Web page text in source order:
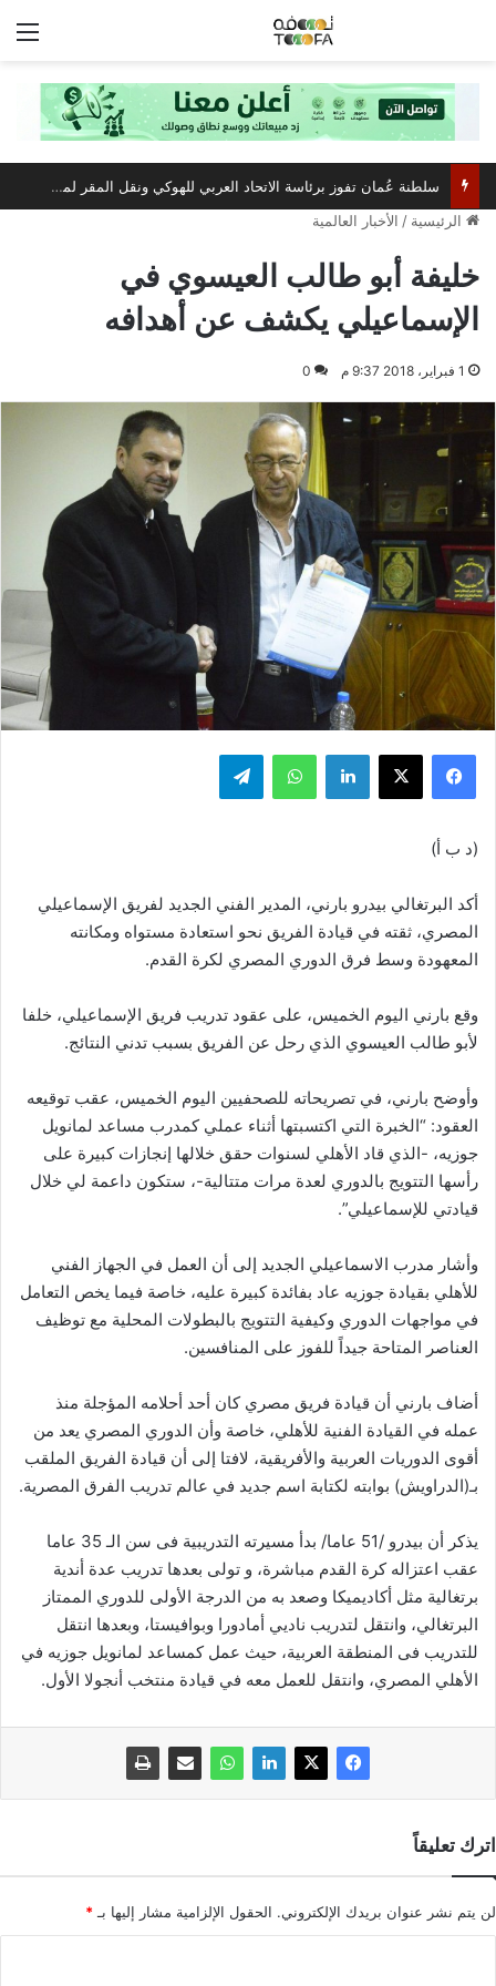
سلطنة عُمان تفوز برئاسة الاتحاد العربي للهوكي ونقل المقر لمسقط
الرئيسية / الأخبار العالمية
خليفة أبو طالب العيسوي في
الإسماعيلي يكشف عن أهدافه
1 فبراير، 2018 9:37 م 0
فيسبوك ‫X لينكدإن واتساب تيلقرام
(د ب أ)
أكد البرتغالي بيدرو بارني، المدير الفني الجديد لفريق الإسماعيلي
المصري، ثقته في قيادة الفريق نحو استعادة مستواه ومكانته
المعهودة وسط فرق الدوري المصري لكرة القدم.
وقع بارني اليوم الخميس، على عقود تدريب فريق الإسماعيلي، خلفا
لأبو طالب العيسوي الذي رحل عن الفريق بسبب تدني النتائج.
وأوضح بارني، في تصريحاته للصحفيين اليوم الخميس، عقب توقيعه
العقود: “الخبرة التي اكتسبتها أثناء عملي كمدرب مساعد لمانويل
جوزيه، -الذي قاد الأهلي لسنوات حقق خلالها إنجازات كبيرة على
رأسها التتويج بالدوري لعدة مرات متتالية-، ستكون داعمة لي خلال
قيادتي للإسماعيلي”.
وأشار مدرب الاسماعيلي الجديد إلى أن العمل في الجهاز الفني
للأهلي بقيادة جوزيه عاد بفائدة كبيرة عليه، خاصة فيما يخص التعامل
في مواجهات الدوري وكيفية التتويج بالبطولات المحلية مع توظيف
العناصر المتاحة جيداً للفوز على المنافسين.
أضاف بارني أن قيادة فريق مصري كان أحد أحلامه المؤجلة منذ
عمله في القيادة الفنية للأهلي، خاصة وأن الدوري المصري يعد من
أقوى الدوريات العربية والأفريقية، لافتا إلى أن قيادة الفريق الملقب
بـ(الدراويش) بوابته لكتابة اسم جديد في عالم تدريب الفرق المصرية.
يذكر أن بيدرو /51 عاما/ بدأ مسيرته التدريبية فى سن الـ 35 عاما
عقب اعتزاله كرة القدم مباشرة، و تولى بعدها تدريب عدة أندية
برتغالية مثل أكاديميكا وصعد به من الدرجة الأولى للدوري الممتاز
البرتغالي، وانتقل لتدريب ناديي أمادورا وبوافيستا، وبعدها انتقل
للتدريب فى المنطقة العربية، حيث عمل كمساعد لمانويل جوزيه في
الأهلي المصري، وانتقل للعمل معه في قيادة منتخب أنجولا الأول.
اترك تعليقاً
لن يتم نشر عنوان بريدك الإلكتروني. الحقول الإلزامية مشار إليها بـ*